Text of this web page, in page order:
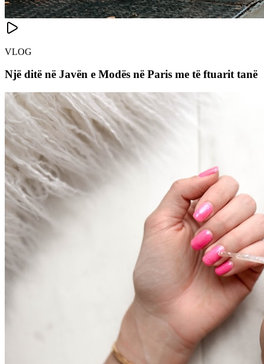
VLOG
Një ditë në Javën e Modës në Paris me të ftuarit tanë